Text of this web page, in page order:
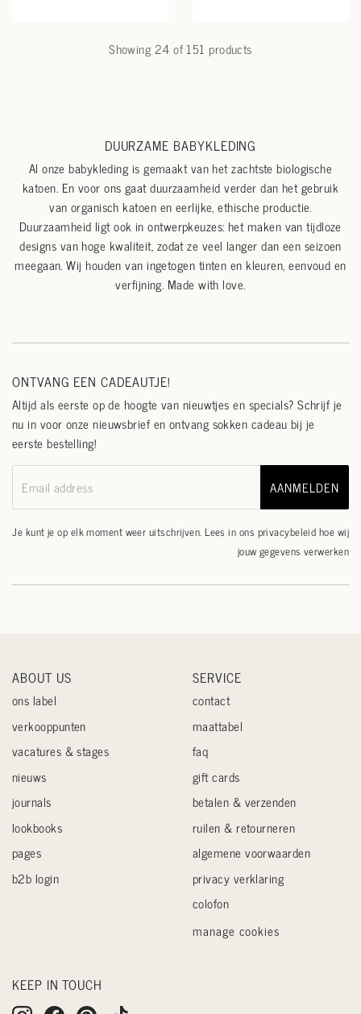
Showing 24 of 151 products
DUURZAME BABYKLEDING
Al onze babykleding is gemaakt van het zachtste biologische
katoen. En voor ons gaat duurzaamheid verder dan het gebruik
van organisch katoen en eerlijke, ethische productie.
Duurzaamheid ligt ook in ontwerpkeuzes: het maken van tijdloze
designs van hoge kwaliteit, zodat ze veel langer dan een seizoen
meegaan. Wij houden van ingetogen tinten en kleuren, eenvoud en
verfijning. Made with love.
ONTVANG EEN CADEAUTJE!
Altijd als eerste op de hoogte van nieuwtjes en specials? Schrijf je
nu in voor onze nieuwsbrief en ontvang sokken cadeau bij je
eerste bestelling!
Email address AANMELDEN
Je kunt je op elk moment weer uitschrijven. Lees in ons privacybeleidhoe wij
jouw gegevens verwerken
ABOUT US
ons label
verkooppunten
vacatures & stages
nieuws
journals
lookbooks
pages
b2b login
SERVICE
contact
maattabel
faq
gift cards
betalen & verzenden
ruilen & retourneren
algemene voorwaarden
privacy verklaring
colofon
manage cookies
KEEP IN TOUCH